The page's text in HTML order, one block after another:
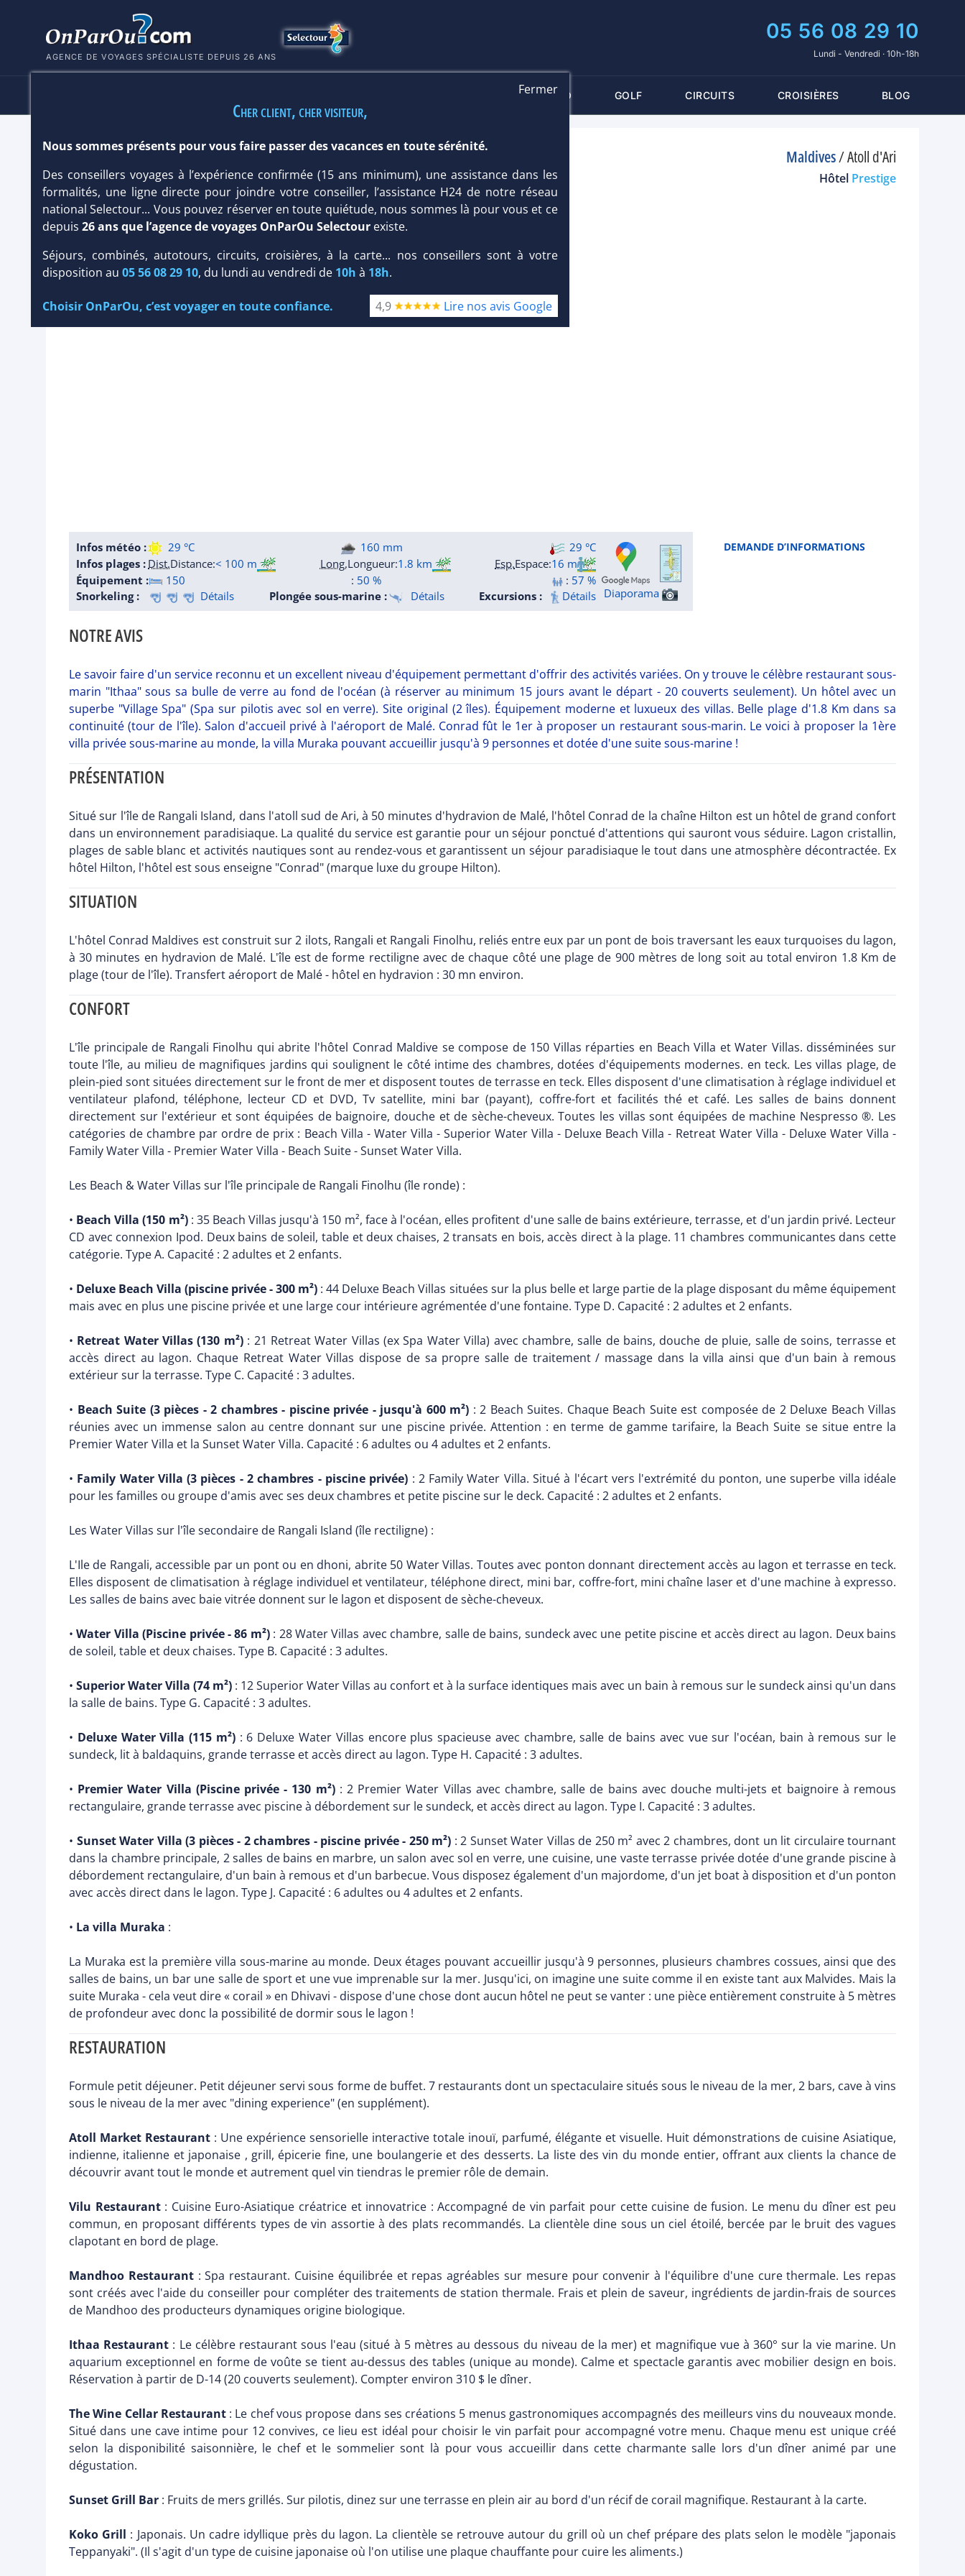
AGENCE DE VOYAGES SPÉCIALISTE DEPUIS 26 ANS
05 56 08 29 10
Lundi - Vendredi · 10h-18h
THALASSO GOLF CIRCUITS CROISIÈRES BLOG
HÔTEL CONRAD MALDIVES RANGALI ISLAND 5* Maldives/Atoll d'Ari
Île : Taillegrande/ TypeCharme & Luxe Hôtel Prestige
DEMANDE D’INFORMATIONS
Infos météo : 29 °C 160 mm
29 °C
Infos plages : Dist.Distance:< 100 m Long.Longueur:1.8 km Esp.Espace:16 m
Équipement :
150 : 50 % : 57 %
Snorkeling :
Détails Plongée sous-marine : Détails Excursions : Détails Diaporama
NOTRE AVIS
Le savoir faire d'un service reconnu et un excellent niveau d'équipement permettant d'offrir des activités variées. On y trouve le célèbre restaurant sous-
marin "Ithaa" sous sa bulle de verre au fond de l'océan (à réserver au minimum 15 jours avant le départ - 20 couverts seulement). Un hôtel avec un
superbe "Village Spa" (Spa sur pilotis avec sol en verre). Site original (2 îles). Équipement moderne et luxueux des villas. Belle plage d'1.8 Km dans sa
continuité (tour de l'île). Salon d'accueil privé à l'aéroport de Malé. Conrad fût le 1er à proposer un restaurant sous-marin. Le voici à proposer la 1ère
villa privée sous-marine au monde, la villa Muraka pouvant accueillir jusqu'à 9 personnes et dotée d'une suite sous-marine !
PRÉSENTATION
Situé sur l'île de Rangali Island, dans l'atoll sud de Ari, à 50 minutes d'hydravion de Malé, l'hôtel Conrad de la chaîne Hilton est un hôtel de grand confort
dans un environnement paradisiaque. La qualité du service est garantie pour un séjour ponctué d'attentions qui sauront vous séduire. Lagon cristallin,
plages de sable blanc et activités nautiques sont au rendez-vous et garantissent un séjour paradisiaque le tout dans une atmosphère décontractée. Ex
hôtel Hilton, l'hôtel est sous enseigne "Conrad" (marque luxe du groupe Hilton).
SITUATION
L'hôtel Conrad Maldives est construit sur 2 ilots, Rangali et Rangali Finolhu, reliés entre eux par un pont de bois traversant les eaux turquoises du lagon,
à 30 minutes en hydravion de Malé. L'île est de forme rectiligne avec de chaque côté une plage de 900 mètres de long soit au total environ 1.8 Km de
plage (tour de l'île). Transfert aéroport de Malé - hôtel en hydravion : 30 mn environ.
CONFORT
L'île principale de Rangali Finolhu qui abrite l'hôtel Conrad Maldive se compose de 150 Villas réparties en Beach Villa et Water Villas. disséminées sur
toute l'île, au milieu de magnifiques jardins qui soulignent le côté intime des chambres, dotées d'équipements modernes. en teck. Les villas plage, de
plein-pied sont situées directement sur le front de mer et disposent toutes de terrasse en teck. Elles disposent d'une climatisation à réglage individuel et
ventilateur plafond, téléphone, lecteur CD et DVD, Tv satellite, mini bar (payant), coffre-fort et facilités thé et café. Les salles de bains donnent
directement sur l'extérieur et sont équipées de baignoire, douche et de sèche-cheveux. Toutes les villas sont équipées de machine Nespresso ®. Les
catégories de chambre par ordre de prix : Beach Villa - Water Villa - Superior Water Villa - Deluxe Beach Villa - Retreat Water Villa - Deluxe Water Villa -
Family Water Villa - Premier Water Villa - Beach Suite - Sunset Water Villa.
Les Beach & Water Villas sur l'île principale de Rangali Finolhu (île ronde) :
• Beach Villa (150 m²): 35 Beach Villas jusqu'à 150 m², face à l'océan, elles profitent d'une salle de bains extérieure, terrasse, et d'un jardin privé. Lecteur
CD avec connexion Ipod. Deux bains de soleil, table et deux chaises, 2 transats en bois, accès direct à la plage. 11 chambres communicantes dans cette
catégorie. Type A. Capacité : 2 adultes et 2 enfants.
• Deluxe Beach Villa (piscine privée - 300 m²) : 44 Deluxe Beach Villas situées sur la plus belle et large partie de la plage disposant du même équipement
mais avec en plus une piscine privée et une large cour intérieure agrémentée d'une fontaine. Type D. Capacité : 2 adultes et 2 enfants.
• Retreat Water Villas (130 m²): 21 Retreat Water Villas (ex Spa Water Villa) avec chambre, salle de bains, douche de pluie, salle de soins, terrasse et
accès direct au lagon. Chaque Retreat Water Villas dispose de sa propre salle de traitement / massage dans la villa ainsi que d'un bain à remous
extérieur sur la terrasse. Type C. Capacité : 3 adultes.
• Beach Suite (3 pièces - 2 chambres - piscine privée - jusqu'à 600 m²) : 2 Beach Suites. Chaque Beach Suite est composée de 2 Deluxe Beach Villas
réunies avec un immense salon au centre donnant sur une piscine privée. Attention : en terme de gamme tarifaire, la Beach Suite se situe entre la
Premier Water Villa et la Sunset Water Villa. Capacité : 6 adultes ou 4 adultes et 2 enfants.
• Family Water Villa (3 pièces - 2 chambres - piscine privée) : 2 Family Water Villa. Situé à l'écart vers l'extrémité du ponton, une superbe villa idéale
pour les familles ou groupe d'amis avec ses deux chambres et petite piscine sur le deck. Capacité : 2 adultes et 2 enfants.
Les Water Villas sur l'île secondaire de Rangali Island (île rectiligne) :
L'Ile de Rangali, accessible par un pont ou en dhoni, abrite 50 Water Villas. Toutes avec ponton donnant directement accès au lagon et terrasse en teck.
Elles disposent de climatisation à réglage individuel et ventilateur, téléphone direct, mini bar, coffre-fort, mini chaîne laser et d'une machine à expresso.
Les salles de bains avec baie vitrée donnent sur le lagon et disposent de sèche-cheveux.
•Water Villa (Piscine privée - 86 m²): 28 Water Villas avec chambre, salle de bains, sundeck avec une petite piscine et accès direct au lagon. Deux bains
de soleil, table et deux chaises. Type B. Capacité : 3 adultes.
• Superior Water Villa (74 m²) : 12 Superior Water Villas au confort et à la surface identiques mais avec un bain à remous sur le sundeck ainsi qu'un dans
la salle de bains. Type G. Capacité : 3 adultes.
• Deluxe Water Villa (115 m²): 6 Deluxe Water Villas encore plus spacieuse avec chambre, salle de bains avec vue sur l'océan, bain à remous sur le
sundeck, lit à baldaquins, grande terrasse et accès direct au lagon. Type H. Capacité : 3 adultes.
• Premier Water Villa (Piscine privée - 130 m²): 2 Premier Water Villas avec chambre, salle de bains avec douche multi-jets et baignoire à remous
rectangulaire, grande terrasse avec piscine à débordement sur le sundeck, et accès direct au lagon. Type I. Capacité : 3 adultes.
• Sunset Water Villa (3 pièces - 2 chambres - piscine privée - 250 m²) : 2 Sunset Water Villas de 250 m² avec 2 chambres, dont un lit circulaire tournant
dans la chambre principale, 2 salles de bains en marbre, un salon avec sol en verre, une cuisine, une vaste terrasse privée dotée d'une grande piscine à
débordement rectangulaire, d'un bain à remous et d'un barbecue. Vous disposez également d'un majordome, d'un jet boat à disposition et d'un ponton
avec accès direct dans le lagon. Type J. Capacité : 6 adultes ou 4 adultes et 2 enfants.
• La villa Muraka :
La Muraka est la première villa sous-marine au monde. Deux étages pouvant accueillir jusqu'à 9 personnes, plusieurs chambres cossues, ainsi que des
salles de bains, un bar une salle de sport et une vue imprenable sur la mer. Jusqu'ici, on imagine une suite comme il en existe tant aux Malvides. Mais la
suite Muraka - cela veut dire « corail » en Dhivavi - dispose d'une chose dont aucun hôtel ne peut se vanter : une pièce entièrement construite à 5 mètres
de profondeur avec donc la possibilité de dormir sous le lagon !
RESTAURATION
Formule petit déjeuner. Petit déjeuner servi sous forme de buffet. 7 restaurants dont un spectaculaire situés sous le niveau de la mer, 2 bars, cave à vins
sous le niveau de la mer avec "dining experience" (en supplément).
Atoll Market Restaurant : Une expérience sensorielle interactive totale inouï, parfumé, élégante et visuelle. Huit démonstrations de cuisine Asiatique,
indienne, italienne et japonaise , grill, épicerie fine, une boulangerie et des desserts. La liste des vin du monde entier, offrant aux clients la chance de
découvrir avant tout le monde et autrement quel vin tiendras le premier rôle de demain.
Vilu Restaurant: Cuisine Euro-Asiatique créatrice et innovatrice : Accompagné de vin parfait pour cette cuisine de fusion. Le menu du dîner est peu
commun, en proposant différents types de vin assortie à des plats recommandés. La clientèle dine sous un ciel étoilé, bercée par le bruit des vagues
clapotant en bord de plage.
Mandhoo Restaurant: Spa restaurant. Cuisine équilibrée et repas agréables sur mesure pour convenir à l'équilibre d'une cure thermale. Les repas
sont créés avec l'aide du conseiller pour compléter des traitements de station thermale. Frais et plein de saveur, ingrédients de jardin-frais de sources
de Mandhoo des producteurs dynamiques origine biologique.
Ithaa Restaurant : Le célèbre restaurant sous l'eau (situé à 5 mètres au dessous du niveau de la mer) et magnifique vue à 360° sur la vie marine. Un
aquarium exceptionnel en forme de voûte se tient au-dessus des tables (unique au monde). Calme et spectacle garantis avec mobilier design en bois.
Réservation à partir de D-14 (20 couverts seulement). Compter environ 310 $ le dîner.
The Wine Cellar Restaurant: Le chef vous propose dans ses créations 5 menus gastronomiques accompagnés des meilleurs vins du nouveaux monde.
Situé dans une cave intime pour 12 convives, ce lieu est idéal pour choisir le vin parfait pour accompagné votre menu. Chaque menu est unique créé
selon la disponibilité saisonnière, le chef et le sommelier sont là pour vous accueillir dans cette charmante salle lors d'un dîner animé par une
dégustation.
Sunset Grill Bar : Fruits de mers grillés. Sur pilotis, dinez sur une terrasse en plein air au bord d'un récif de corail magnifique. Restaurant à la carte.
Koko Grill : Japonais. Un cadre idyllique près du lagon. La clientèle se retrouve autour du grill où un chef prépare des plats selon le modèle "japonais
Teppanyaki". (Il s'agit d'un type de cuisine japonaise où l'on utilise une plaque chauffante pour cuire les aliments.)
Fermer
Cher client, cher visiteur,
Nous sommes présents pour vous faire passer des vacances en toute sérénité.
Des conseillers voyages à l’expérience confirmée (15 ans minimum), une assistance dans les
formalités, une ligne directe pour joindre votre conseiller, l’assistance H24 de notre réseau
national Selectour... Vous pouvez réserver en toute quiétude, nous sommes là pour vous et ce
depuis 26 ans que l’agence de voyages OnParOu Selectourexiste.
Séjours, combinés, autotours, circuits, croisières, à la carte... nos conseillers sont à votre
disposition au 05 56 08 29 10, du lundi au vendredi de 10h à 18h.
Choisir OnParOu, c’est voyager en toute confiance. 4,9 Lire nos avis Google